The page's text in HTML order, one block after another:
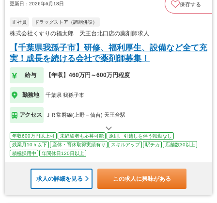
更新日：2026年6月18日 保存する
正社員 ドラッグストア（調剤併設）
株式会社くすりの福太郎 天王台北口店の薬剤師求人
【千葉県我孫子市】研修、福利厚生、設備など全て充
実！成長を続ける会社で薬剤師募集！
給与 【年収】460万円～600万円程度
勤務地 千葉県 我孫子市
アクセス ＪＲ常磐線(上野－仙台) 天王台駅
年収600万円以上可 未経験者も応募可能
原則、引越しを伴う転勤なし
残業月10ｈ以下
産休・育休取得実績有り スキルアップ 駅チカ
店舗数30以上
積極採用中
年間休日120日以上
求人の詳細を見る この求人に興味がある